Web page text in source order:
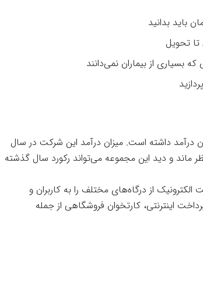
باید بدانید
تحویل
بسیاری از بیماران نمی‌دانند
مهرماه، بیش از ۵۴۰۰ میلیارد تومان درآمد داشته است. میزان درآمد این شرکت در سال
منتظر ماند و دید این مجموعه می‌تواند رکورد سال گذشته
از درگاه‌های مختلف را به کاربران و
اینترنتی، کارتخوان فروشگاهی از جمله